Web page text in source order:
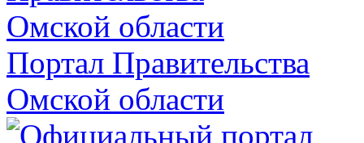
Портал Правительства
Омской области